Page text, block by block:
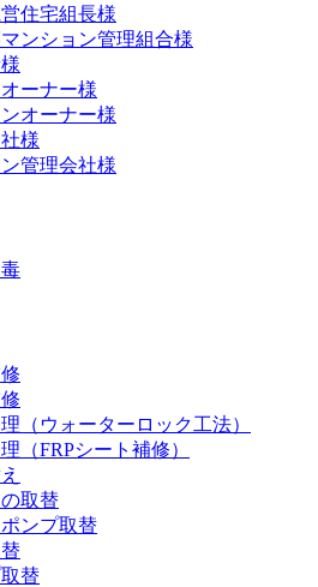
住宅組長様
ンション管理組合様
ーナー様
オーナー様
様
管理会社様
（ウォーターロック工法）
（FRPシート補修）
取替
ンプ取替
替